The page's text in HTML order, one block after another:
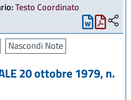
Testo Coordinato
Nascondi Note
20 ottobre 1979, n.